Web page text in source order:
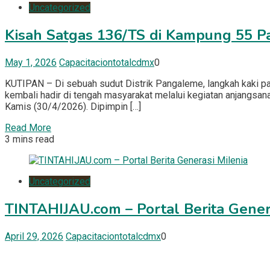
Uncategorized
Kisah Satgas 136/TS di Kampung 55
May 1, 2026 Capacitaciontotalcdmx0
KUTIPAN – Di sebuah sudut Distrik Pangaleme, langkah kaki
kembali hadir di tengah masyarakat melalui kegiatan
Kamis (30/4/2026). Dipimpin […]
Read More
3 mins read
Uncategorized
TINTAHIJAU.com – Portal Berita
April 29, 2026 Capacitaciontotalcdmx0